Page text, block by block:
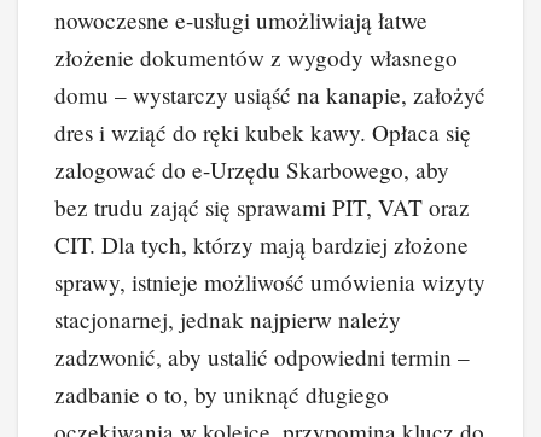
nowoczesne e-usługi umożliwiają łatwe
złożenie dokumentów z wygody własnego
domu – wystarczy usiąść na kanapie, założyć
dres i wziąć do ręki kubek kawy. Opłaca się
zalogować do e-Urzędu Skarbowego, aby
bez trudu zająć się sprawami PIT, VAT oraz
CIT. Dla tych, którzy mają bardziej złożone
sprawy, istnieje możliwość umówienia wizyty
stacjonarnej, jednak najpierw należy
zadzwonić, aby ustalić odpowiedni termin –
zadbanie o to, by uniknąć długiego